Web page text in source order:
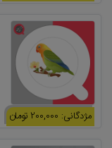
مژدگانی: 200,000 تومان